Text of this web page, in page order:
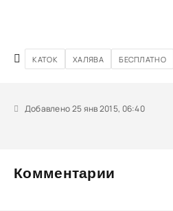
КАТОК ХАЛЯВА БЕСПЛАТНО
Добавлено 25 янв 2015, 06:40
Комментарии